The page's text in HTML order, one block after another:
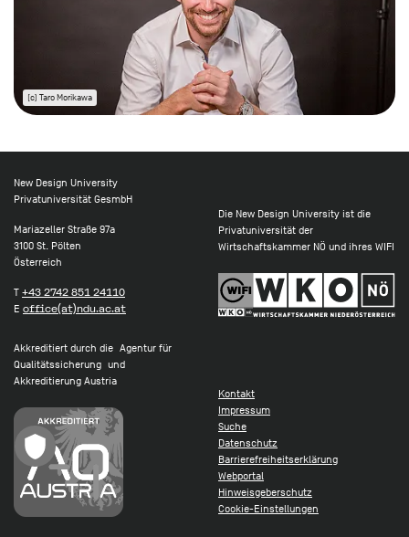
(c) Taro Morikawa
New Design University
Privatuniversität GesmbH
Mariazeller Straße 97a
3100 St. Pölten
Österreich
T +43 2742 851 24110
E office(at)ndu.ac.at
Die New Design University ist die
Privatuniversität der
Wirtschaftskammer NÖ und ihres WIFI
Akkreditiert durch die Agentur für
Qualitätssicherung und
Akkreditierung Austria
Kontakt
Impressum
Suche
Datenschutz
Barrierefreiheitserklärung
Webportal
Hinweisgeberschutz
Cookie-Einstellungen